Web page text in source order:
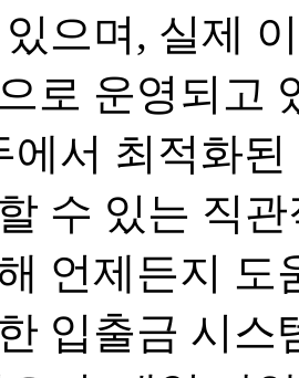
으며, 실제
로 운영되고
에서 최적화
수 있는 직
언제든지 도
입출금 시스